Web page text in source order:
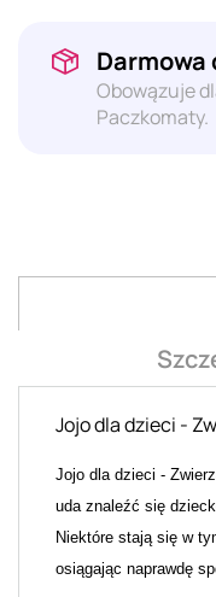
Darmowa
Obowązuje
Paczkomaty.
Jojo dla dzieci -
Jojo dla dzieci -
uda znaleźć się
Niektóre stają się w
osiągając naprawdę